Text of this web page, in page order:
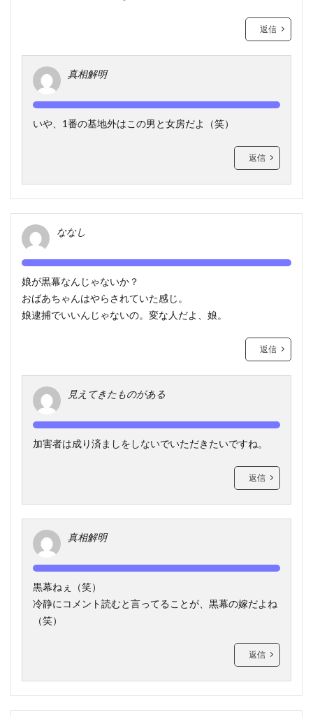
返信
真相解明
いや、1番の基地外はこの男と女房だよ（笑）
返信
ななし
娘が黒幕なんじゃないか？
おばあちゃんはやらされていた感じ。
娘逮捕でいいんじゃないの。変な人だよ、娘。
返信
見えてきたものがある
加害者は成り済ましをしないでいただきたいですね。
返信
真相解明
黒幕ねぇ（笑）
冷静にコメント読むと言ってることが、黒幕の嫁だよね
（笑）
返信